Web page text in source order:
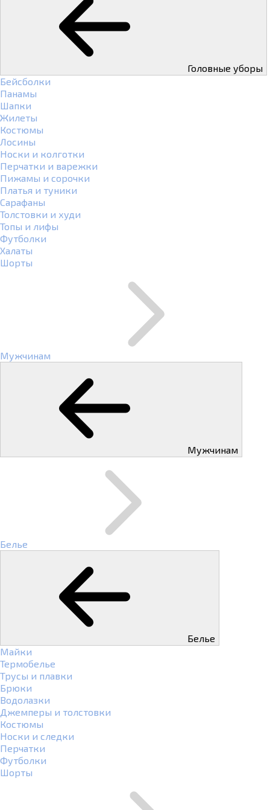
Головные уборы
Бейсболки
Панамы
Шапки
Жилеты
Костюмы
Лосины
Носки и колготки
Перчатки и варежки
Пижамы и сорочки
Платья и туники
Сарафаны
Толстовки и худи
Топы и лифы
Футболки
Халаты
Шорты
Мужчинам
Мужчинам
Белье
Белье
Майки
Термобелье
Трусы и плавки
Брюки
Водолазки
Джемперы и толстовки
Костюмы
Носки и следки
Перчатки
Футболки
Шорты